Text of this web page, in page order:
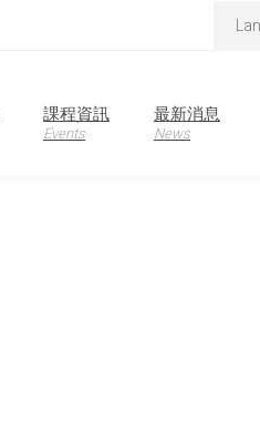
課程資訊
Events
最新消息
News